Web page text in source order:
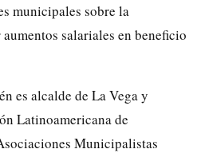
municipales sobre la
salariales en beneficio
es alcalde de La Vega y
Latinoamericana de
Municipalistas